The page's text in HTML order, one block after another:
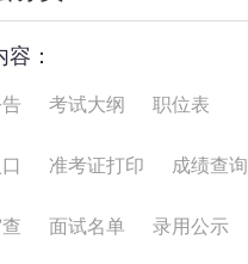
：
考试大纲 职位表
准考证打印 成绩查询
面试名单 录用公示